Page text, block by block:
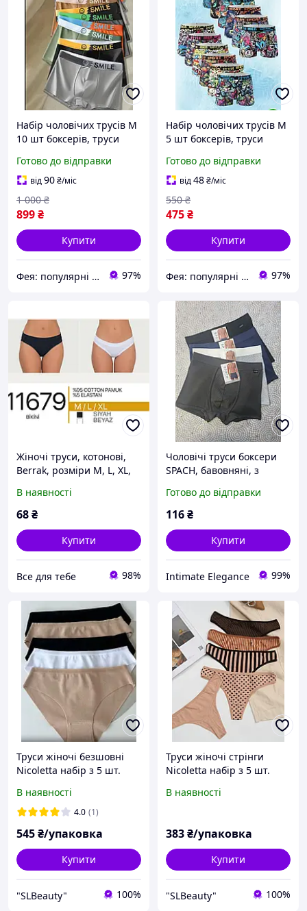
Набір чоловічих трусів М
10 шт боксерів, труси
розмір 44-46
Готово до відправки
від90₴/міс
899₴
1 000 ₴
Купити
Фея: популярні товари в інтернеті 97%
Набір чоловічих трусів М
5 шт боксерів, труси
розмір 44-46
Готово до відправки
від48₴/міс
475₴
550 ₴
Купити
Фея: популярні товари в інтернеті 97%
Жіночі труси, котонові,
Berrak, розміри M, L, XL,
В наявності
68₴
Купити
Все для тебе 98%
Чоловічі труси боксери
SPACH, бавовняні, з
розміри M L XL
Готово до відправки
116₴
Купити
Intimate Elegance 99%
Труси жіночі безшовні
Nicoletta набір з 5 шт.
2XL
В наявності
4.0 (1)
545₴/упаковка
Купити
"SLBeauty" 100%
Труси жіночі стрінги
Nicoletta набір з 5 шт.
В наявності
383₴/упаковка
Купити
"SLBeauty" 100%